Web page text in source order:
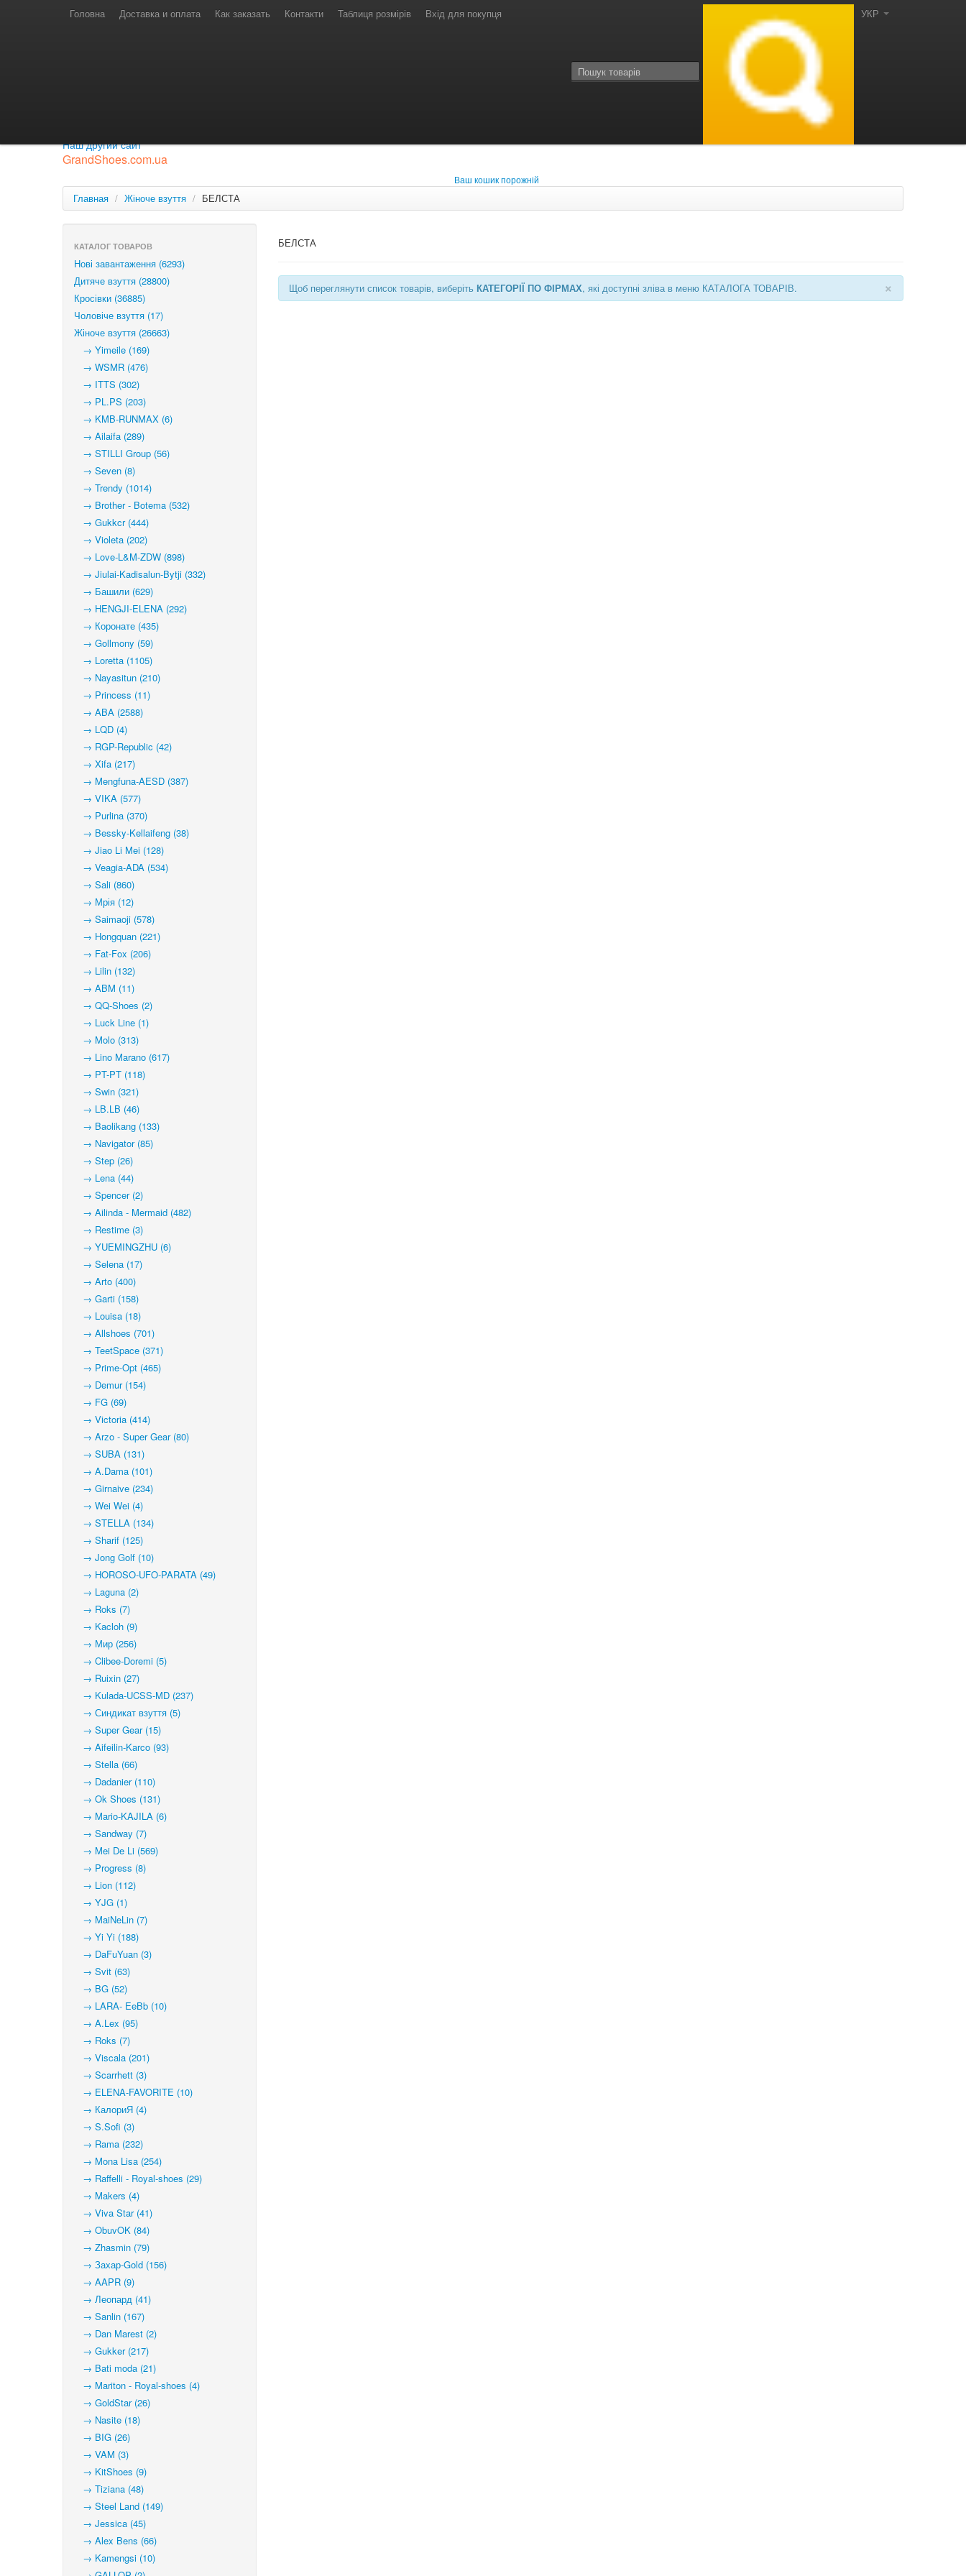
Головна Доставка и оплата Как заказать Контакти Таблиця розмірів Вхід для покупця УКР
Лайф: (063) 527-76-88 МТС: (050) 967-41-33
Наш другий сайт
GrandShoes.com.ua
Ваш кошик порожній
Главная / Жіноче взуття / БЕЛСТА
КАТАЛОГ ТОВАРОВ
Нові завантаження (6293)
Дитяче взуття (28800)
Кросівки (36885)
Чоловіче взуття (17)
Жіноче взуття (26663)
→ Yimeile (169)
→ WSMR (476)
→ ITTS (302)
→ PL.PS (203)
→ KMB-RUNMAX (6)
→ Ailaifa (289)
→ STILLI Group (56)
→ Seven (8)
→ Trendy (1014)
→ Brother - Botema (532)
→ Gukkcr (444)
→ Violeta (202)
→ Love-L&M-ZDW (898)
→ Jiulai-Kadisalun-Bytji (332)
→ Башили (629)
→ HENGJI-ELENA (292)
→ Коронате (435)
→ Gollmony (59)
→ Loretta (1105)
→ Nayasitun (210)
→ Princess (11)
→ ABA (2588)
→ LQD (4)
→ RGP-Republic (42)
→ Xifa (217)
→ Mengfuna-AESD (387)
→ VIKA (577)
→ Purlina (370)
→ Bessky-Kellaifeng (38)
→ Jiao Li Mei (128)
→ Veagia-ADA (534)
→ Sali (860)
→ Мрія (12)
→ Saimaoji (578)
→ Hongquan (221)
→ Fat-Fox (206)
→ Lilin (132)
→ ABM (11)
→ QQ-Shoes (2)
→ Luck Line (1)
→ Molo (313)
→ Lino Marano (617)
→ PT-PT (118)
→ Swin (321)
→ LB.LB (46)
→ Baolikang (133)
→ Navigator (85)
→ Step (26)
→ Lena (44)
→ Spencer (2)
→ Ailinda - Mermaid (482)
→ Restime (3)
→ YUEMINGZHU (6)
→ Selena (17)
→ Arto (400)
→ Garti (158)
→ Louisa (18)
→ Allshoes (701)
→ TeetSpace (371)
→ Prime-Opt (465)
→ Demur (154)
→ FG (69)
→ Victoria (414)
→ Arzo - Super Gear (80)
→ SUBA (131)
→ A.Dama (101)
→ Girnaive (234)
→ Wei Wei (4)
→ STELLA (134)
→ Sharif (125)
→ Jong Golf (10)
→ HOROSO-UFO-PARATA (49)
→ Laguna (2)
→ Roks (7)
→ Kacloh (9)
→ Мир (256)
→ Clibee-Doremi (5)
→ Ruixin (27)
→ Kulada-UCSS-MD (237)
→ Синдикат взуття (5)
→ Super Gear (15)
→ Aifeilin-Karco (93)
→ Stella (66)
→ Dadanier (110)
→ Ok Shoes (131)
→ Mario-KAJILA (6)
→ Sandway (7)
→ Mei De Li (569)
→ Progress (8)
→ Lion (112)
→ YJG (1)
→ MaiNeLin (7)
→ Yi Yi (188)
→ DaFuYuan (3)
→ Svit (63)
→ BG (52)
→ LARA- EeBb (10)
→ A.Lex (95)
→ Roks (7)
→ Viscala (201)
→ Scarrhett (3)
→ ELENA-FAVORITE (10)
→ КалориЯ (4)
→ S.Sofi (3)
→ Rama (232)
→ Mona Lisa (254)
→ Raffelli - Royal-shoes (29)
→ Makers (4)
→ Viva Star (41)
→ ObuvOK (84)
→ Zhasmin (79)
→ Захар-Gold (156)
→ AAPR (9)
→ Леопард (41)
→ Sanlin (167)
→ Dan Marest (2)
→ Gukker (217)
→ Bati moda (21)
→ Mariton - Royal-shoes (4)
→ GoldStar (26)
→ Nasite (18)
→ BIG (26)
→ VAM (3)
→ KitShoes (9)
→ Tiziana (48)
→ Steel Land (149)
→ Jessica (45)
→ Alex Bens (66)
→ Kamengsi (10)
БЕЛСТА
×
Щоб переглянути список товарів, виберіть КАТЕГОРІЇ ПО ФІРМАХ, які доступні зліва в меню КАТАЛОГА ТОВАРІВ.